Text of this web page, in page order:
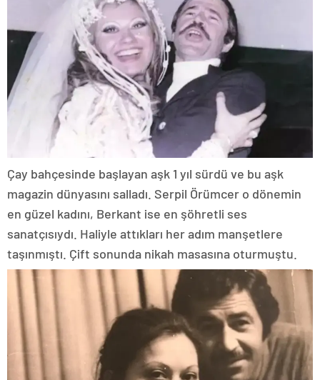
Çay bahçesinde başlayan aşk 1 yıl sürdü ve bu aşk
magazin dünyasını salladı. Serpil Örümcer o dönemin
en güzel kadını, Berkant ise en şöhretli ses
sanatçısıydı. Haliyle attıkları her adım manşetlere
taşınmıştı. Çift sonunda nikah masasına oturmuştu.